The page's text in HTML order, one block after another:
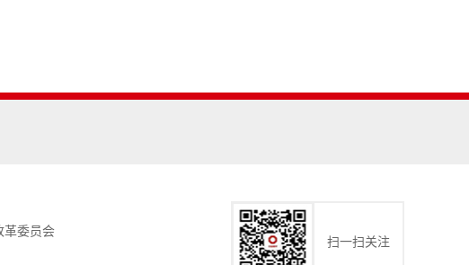
革委员会
扫一扫关注